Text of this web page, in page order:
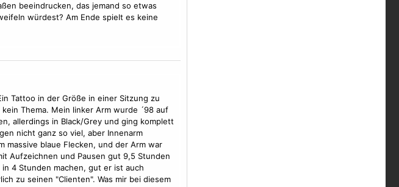
beeindrucken, das jemand so etwas
würdest? Am Ende spielt es keine
Tattoo in der Größe in einer Sitzung zu
Thema. Mein linker Arm wurde ´98 auf
allerdings in Black/Grey und ging komplett
nicht ganz so viel, aber Innenarm
massive blaue Flecken, und der Arm war
Aufzeichnen und Pausen gut 9,5 Stunden
4 Stunden machen, gut er ist auch
zu seinen "Clienten". Was mir bei diesem